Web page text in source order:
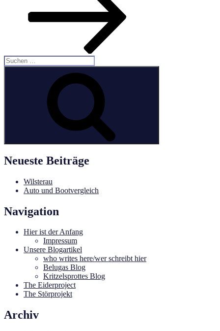
Suchen
nach:
Neueste Beiträge
Wilsterau
Auto und Bootvergleich
Navigation
Hier ist der Anfang
Impressum
Unsere Blogartikel
who writes here/wer schreibt hier
Belugas Blog
Kritzelsprottes Blog
The Eiderproject
The Störprojekt
Archiv